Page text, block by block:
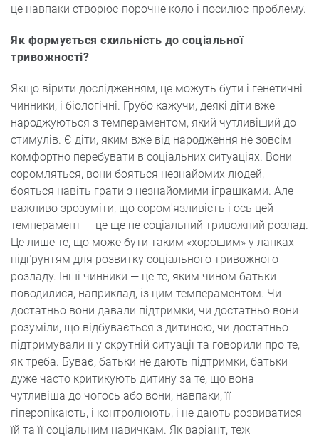
це навпаки створює порочне коло і посилює проблему.
Як формується схильність до соціальної
тривожності?
Якщо вірити дослідженням, це можуть бути і генетичні
чинники, і біологічні. Грубо кажучи, деякі діти вже
народжуються з темпераментом, який чутливіший до
стимулів. Є діти, яким вже від народження не зовсім
комфортно перебувати в соціальних ситуаціях. Вони
соромляться, вони бояться незнайомих людей,
бояться навіть грати з незнайомими іграшками. Але
важливо зрозуміти, що сором'язливість і ось цей
темперамент — це ще не соціальний тривожний розлад.
Це лише те, що може бути таким «хорошим» у лапках
підґрунтям для розвитку соціального тривожного
розладу. Інші чинники — це те, яким чином батьки
поводилися, наприклад, із цим темпераментом. Чи
достатньо вони давали підтримки, чи достатньо вони
розуміли, що відбувається з дитиною, чи достатньо
підтримували її у скрутній ситуації та говорили про те,
як треба. Буває, батьки не дають підтримки, батьки
дуже часто критикують дитину за те, що вона
чутливіша до чогось або вони, навпаки, її
гіперопікають, і контролюють, і не дають розвиватися
їй та її соціальним навичкам. Як варіант, теж